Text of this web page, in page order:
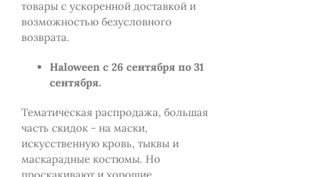
товары с ускоренной доставкой и
возможностью безусловного
возврата.
Haloween с 26 сентября по 31
сентября.
Тематическая распродажа, большая
часть скидок - на маски,
искусственную кровь, тыквы и
маскарадные костюмы. Но
проскакивают и хорошие